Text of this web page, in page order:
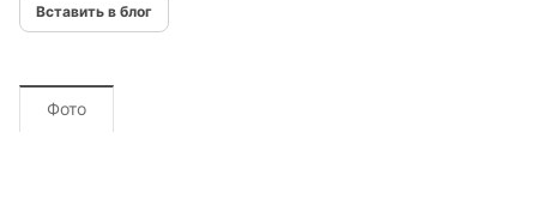
Вставить в блог
Фото